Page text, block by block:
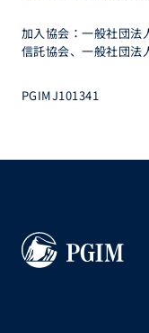
加入協会：一般社団法
信託協会、一般社団法
PGIMJ101341